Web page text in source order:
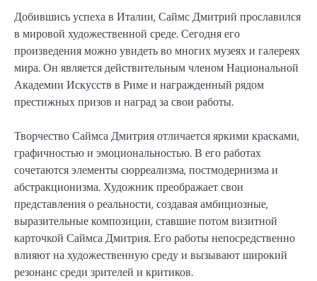
Добившись успеха в Италии, Саймс Дмитрий прославился
в мировой художественной среде. Сегодня его
произведения можно увидеть во многих музеях и галереях
мира. Он является действительным членом Национальной
Академии Искусств в Риме и награжденный рядом
престижных призов и наград за свои работы.
Творчество Саймса Дмитрия отличается яркими красками,
графичностью и эмоциональностью. В его работах
сочетаются элементы сюрреализма, постмодернизма и
абстракционизма. Художник преображает свои
представления о реальности, создавая амбициозные,
выразительные композиции, ставшие потом визитной
карточкой Саймса Дмитрия. Его работы непосредственно
влияют на художественную среду и вызывают широкий
резонанс среди зрителей и критиков.